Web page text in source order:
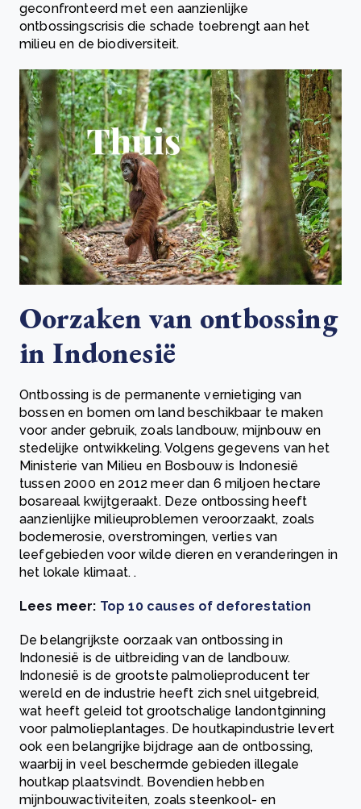
geconfronteerd met een aanzienlijke
ontbossingscrisis die schade toebrengt aan het
milieu en de biodiversiteit.
Oorzaken van ontbossing
in Indonesië
Ontbossing is de permanente vernietiging van
bossen en bomen om land beschikbaar te maken
voor ander gebruik, zoals landbouw, mijnbouw en
stedelijke ontwikkeling. Volgens gegevens van het
Ministerie van Milieu en Bosbouw is Indonesië
tussen 2000 en 2012 meer dan 6 miljoen hectare
bosareaal kwijtgeraakt. Deze ontbossing heeft
aanzienlijke milieuproblemen veroorzaakt, zoals
bodemerosie, overstromingen, verlies van
leefgebieden voor wilde dieren en veranderingen in
het lokale klimaat. .
Lees meer: Top 10 causes of deforestation
De belangrijkste oorzaak van ontbossing in
Indonesië is de uitbreiding van de landbouw.
Indonesië is de grootste palmolieproducent ter
wereld en de industrie heeft zich snel uitgebreid,
wat heeft geleid tot grootschalige landontginning
voor palmolieplantages. De houtkapindustrie levert
ook een belangrijke bijdrage aan de ontbossing,
waarbij in veel beschermde gebieden illegale
houtkap plaatsvindt. Bovendien hebben
mijnbouwactiviteiten, zoals steenkool- en